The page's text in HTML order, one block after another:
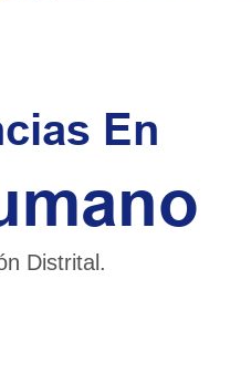
En
Distrital.